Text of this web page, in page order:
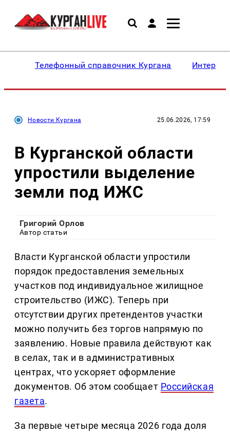
Телефонный справочник Кургана
Новости Кургана 25.06.2026, 17:59
В Курганской области
упростили выделение
земли под ИЖС
Григорий Орлов
Автор статьи
Власти Курганской области упростили
порядок предоставления земельных
участков под индивидуальное жилищное
строительство (ИЖС). Теперь при
отсутствии других претендентов участки
можно получить без торгов напрямую по
заявлению. Новые правила действуют как
в селах, так и в административных
центрах, что ускоряет оформление
документов. Об этом сообщает Российская
газета.
За первые четыре месяца 2026 года доля